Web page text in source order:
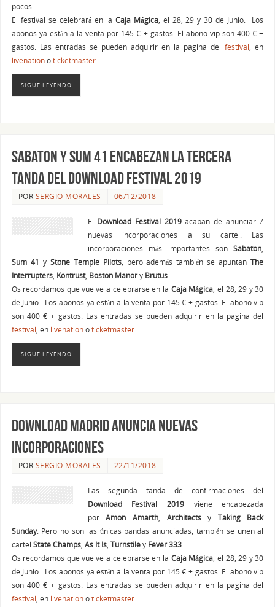
pocos.
El festival se celebrará en la Caja Mágica, el 28, 29 y 30 de Junio. Los
abonos ya están a la venta por 145 € + gastos. El abono vip son 400 € +
gastos. Las entradas se pueden adquirir en la pagina delfestival , en
livenationoticketmaster.
SIGUE LEYENDO
Sabaton y Sum 41 encabezan la tercera
tanda del Download Festival 2019
POR SERGIO MORALES 06/12/2018
El Download Festival 2019acaban de anunciar 7
nuevas incorporaciones a su cartel. Las
incorporaciones más importantes sonSabaton
Sum 41 y Stone Temple Pilots, pero además también se apuntanThe
Interrupters, Kontrust, Boston Manory Brutus.
Os recordamos que vuelve a celebrarse en la Caja Mágica , el 28, 29 y 30
de Junio. Los abonos ya están a la venta por 145 € + gastos. El abono vip
son 400 € + gastos. Las entradas se pueden adquirir en la pagina del
festival , en livenationoticketmaster.
SIGUE LEYENDO
Download Madrid anuncia nuevas
incorporaciones
POR SERGIO MORALES 22/11/2018
Las segunda tanda de confirmaciones del
Download Festival 2019 viene encabezada
porAmon Amarth, Architectsy Taking Back
Sunday. Pero no son las únicas bandas anunciadas, también se unen al
cartel State Champs, As It Is, Turnstiley Fever 333.
Os recordamos que vuelve a celebrarse en la Caja Mágica , el 28, 29 y 30
de Junio. Los abonos ya están a la venta por 145 € + gastos. El abono vip
son 400 € + gastos. Las entradas se pueden adquirir en la pagina del
festival , en livenationoticketmaster.